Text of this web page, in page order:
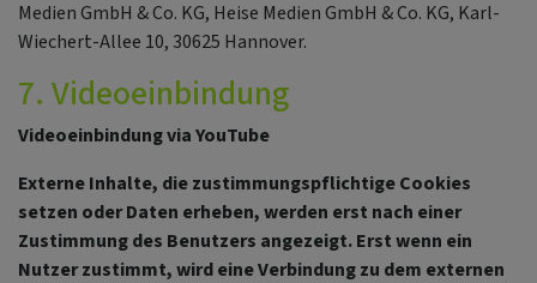
Medien GmbH & Co. KG, Heise Medien GmbH & Co. KG, Karl-
Wiechert-Allee 10, 30625 Hannover.
7. Videoeinbindung
Videoeinbindung via YouTube
Externe Inhalte, die zustimmungspflichtige Cookies
setzen oder Daten erheben, werden erst nach einer
Zustimmung des Benutzers angezeigt. Erst wenn ein
Nutzer zustimmt, wird eine Verbindung zu dem externen